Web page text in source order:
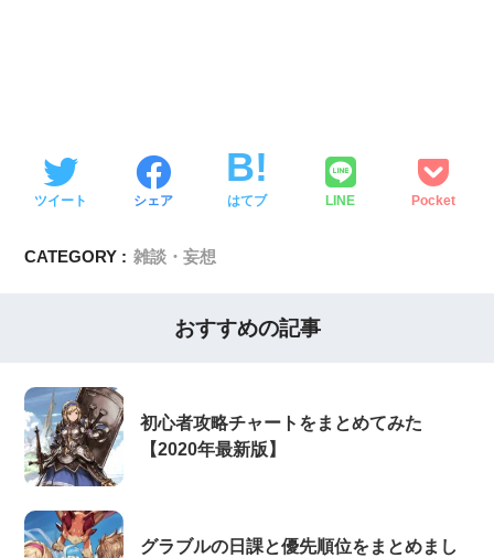
ツイート シェア はてブ LINE Pocket
CATEGORY : 雑談・妄想
おすすめの記事
初心者攻略チャートをまとめてみた
【2020年最新版】
グラブルの日課と優先順位をまとめまし